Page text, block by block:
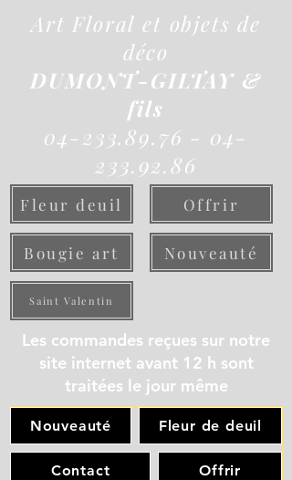
Art Floral et objets de
déco
DUMONT-GILTAY &
fils
04-233.89.76 - 04-
233.92.86
Fleur deuil Offrir
Bougie art Nouveauté
Saint Valentin
Les commandes reçues sur notre
site internet avant 12 h sont
traitées le jour même
Nouveauté Fleur de deuil
Contact Offrir